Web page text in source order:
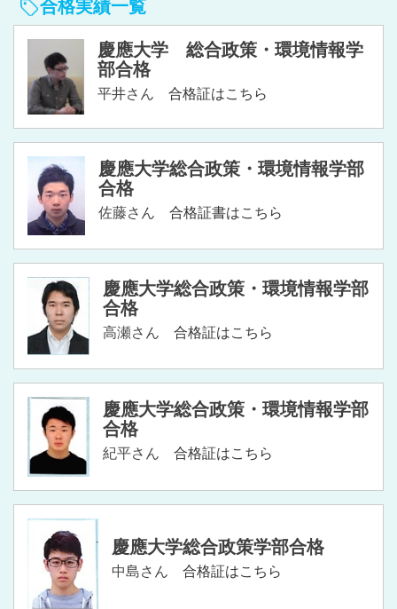
合格実績一覧
慶應大学 総合政策・環境情報学
部合格
平井さん 合格証はこちら
慶應大学総合政策・環境情報学部
合格
佐藤さん 合格証書はこちら
慶應大学総合政策・環境情報学部
合格
高瀬さん 合格証はこちら
慶應大学総合政策・環境情報学部
合格
紀平さん 合格証はこちら
慶應大学総合政策学部合格
中島さん 合格証はこちら